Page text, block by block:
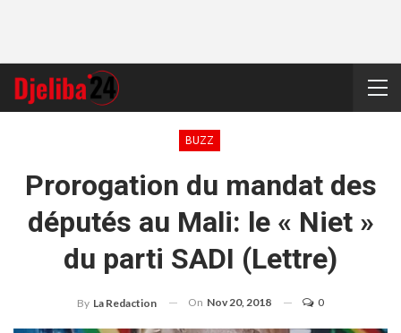
BUZZ
Prorogation du mandat des
députés au Mali: le « Niet »
du parti SADI (Lettre)
By La Redaction On Nov 20, 2018 0